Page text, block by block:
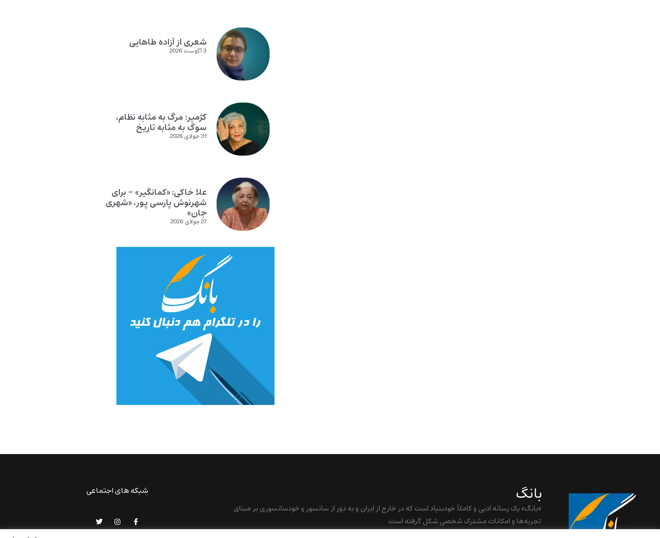
شعری از آزاده طاهایی
3 آگوست 2026
کژمیر: مرگ به مثابه نظام،
سوگ به مثابه تاریخ
31 جولای 2026
علا خاکی: «کمانگیر» – برای
شهرنوش پارسی پور، «شهری
جان»
27 جولای 2026
بانگ
«بانگ» یک رسانه ادبی و کاملاً خودبنیاد است که در خارج از ایران و به دور از سانسور و خودسانسوری بر مبنای
تجربه‌ها و امکانات مشترک شخصی شکل گرفته است.
شبکه های اجتماعی